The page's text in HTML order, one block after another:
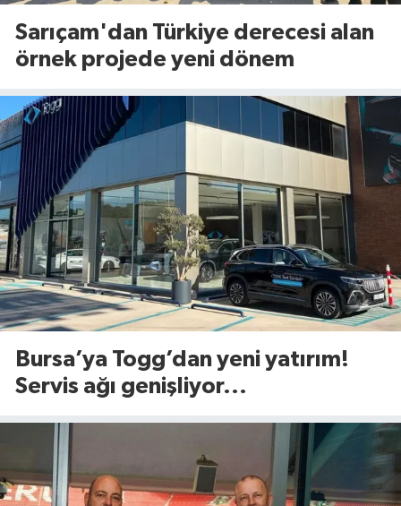
Sarıçam'dan Türkiye derecesi alan
örnek projede yeni dönem
Bursa’ya Togg’dan yeni yatırım!
Servis ağı genişliyor...